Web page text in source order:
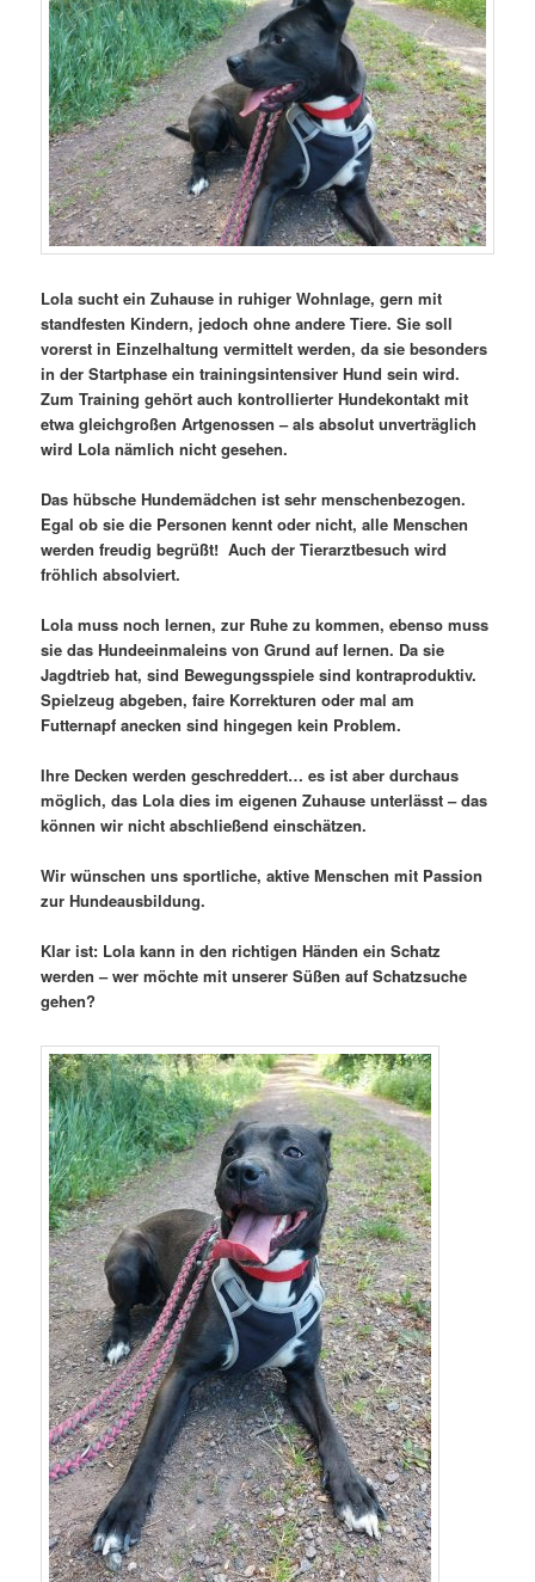
Lola sucht ein Zuhause in ruhiger Wohnlage, gern mit
standfesten Kindern, jedoch ohne andere Tiere. Sie soll
vorerst in Einzelhaltung vermittelt werden, da sie besonders
in der Startphase ein trainingsintensiver Hund sein wird.
Zum Training gehört auch kontrollierter Hundekontakt mit
etwa gleichgroßen Artgenossen – als absolut unverträglich
wird Lola nämlich nicht gesehen.
Das hübsche Hundemädchen ist sehr menschenbezogen.
Egal ob sie die Personen kennt oder nicht, alle Menschen
werden freudig begrüßt! Auch der Tierarztbesuch wird
fröhlich absolviert.
Lola muss noch lernen, zur Ruhe zu kommen, ebenso muss
sie das Hundeeinmaleins von Grund auf lernen. Da sie
Jagdtrieb hat, sind Bewegungsspiele sind kontraproduktiv.
Spielzeug abgeben, faire Korrekturen oder mal am
Futternapf anecken sind hingegen kein Problem.
Ihre Decken werden geschreddert… es ist aber durchaus
möglich, das Lola dies im eigenen Zuhause unterlässt – das
können wir nicht abschließend einschätzen.
Wir wünschen uns sportliche, aktive Menschen mit Passion
zur Hundeausbildung.
Klar ist: Lola kann in den richtigen Händen ein Schatz
werden – wer möchte mit unserer Süßen auf Schatzsuche
gehen?